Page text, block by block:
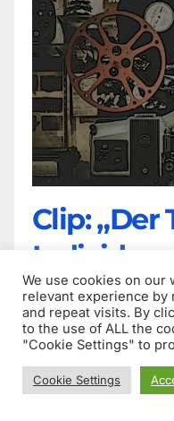
Clip: „Der
1. Januar 2021
Früher nannten wir
eine Verballhornung
We use cookies on our
relevant experience
and repeat visits. By
to the use of ALL the
"Cookie Settings" to
Cookie Settings